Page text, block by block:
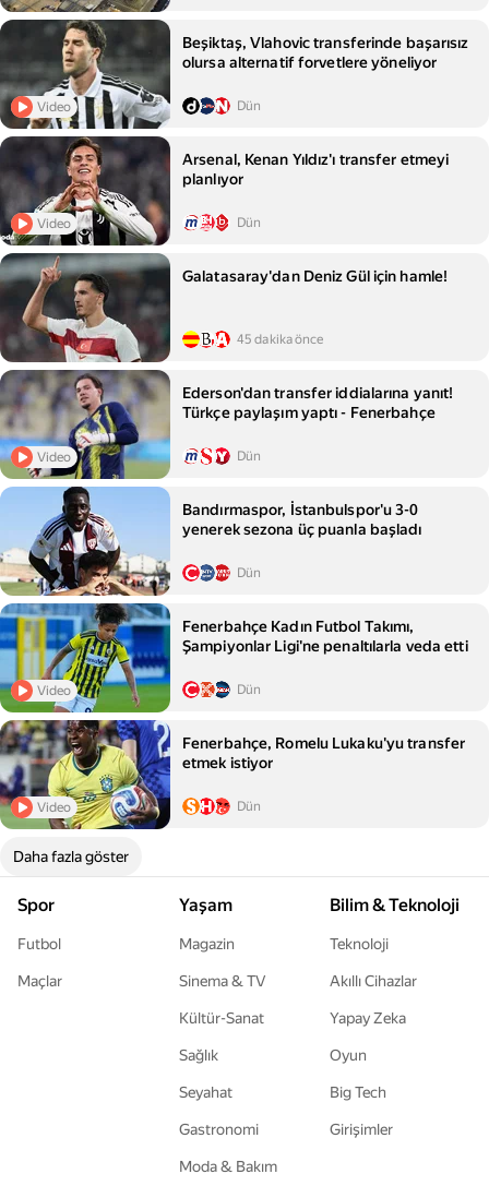
Video
Beşiktaş, Vlahovic transferinde başarısız
olursa alternatif forvetlere yöneliyor
Dün
Video
Arsenal, Kenan Yıldız'ı transfer etmeyi
planlıyor
Dün
Galatasaray'dan Deniz Gül için hamle!
45 dakika önce
Video
Ederson'dan transfer iddialarına yanıt!
Türkçe paylaşım yaptı - Fenerbahçe
Dün
Bandırmaspor, İstanbulspor'u 3-0
yenerek sezona üç puanla başladı
Dün
Video
Fenerbahçe Kadın Futbol Takımı,
Şampiyonlar Ligi'ne penaltılarla veda etti
Dün
Video
Fenerbahçe, Romelu Lukaku'yu transfer
etmek istiyor
Dün
Daha fazla göster
Spor
Futbol
Maçlar
Yaşam
Magazin
Sinema & TV
Kültür-Sanat
Sağlık
Seyahat
Gastronomi
Moda & Bakım
Bilim & Teknoloji
Teknoloji
Akıllı Cihazlar
Yapay Zeka
Oyun
Big Tech
Girişimler